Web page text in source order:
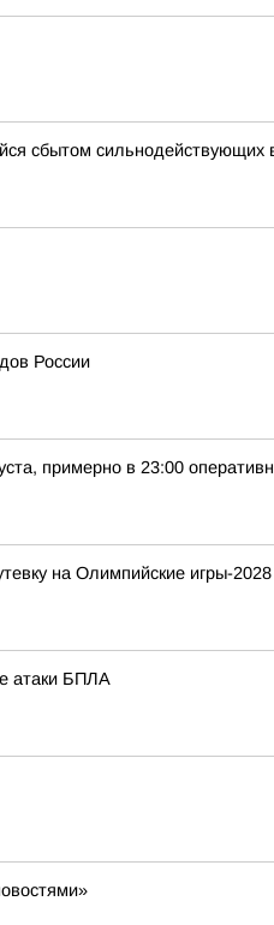
сбытом сильнодействующих
России
примерно в 23:00
на Олимпийские игры-2028
атаки БПЛА